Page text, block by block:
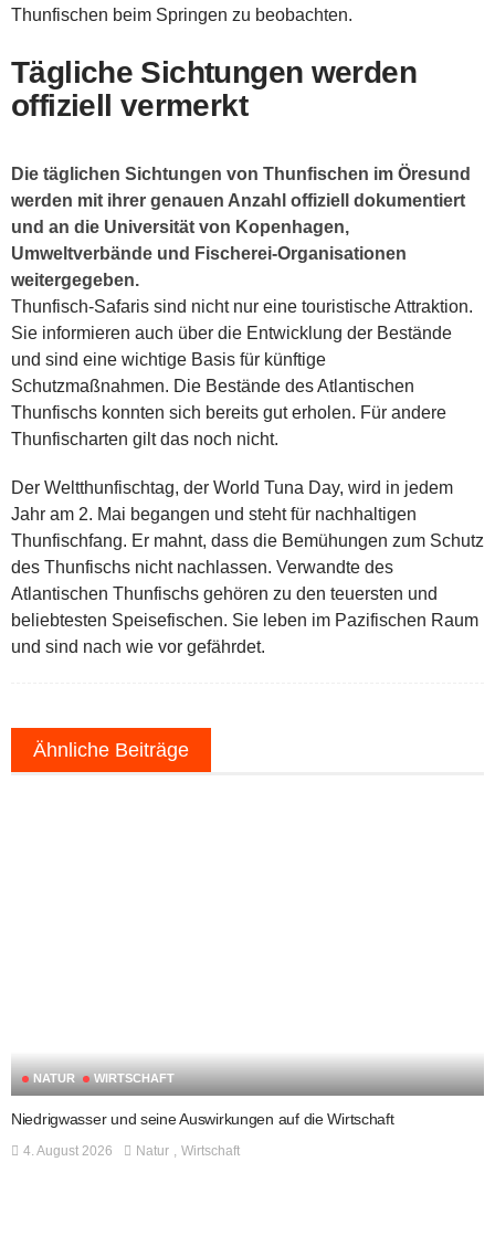
Thunfischen beim Springen zu beobachten.
Tägliche Sichtungen werden
offiziell vermerkt
Die täglichen Sichtungen von Thunfischen im Öresund
werden mit ihrer genauen Anzahl offiziell dokumentiert
und an die Universität von Kopenhagen,
Umweltverbände und Fischerei-Organisationen
weitergegeben.
Thunfisch-Safaris sind nicht nur eine touristische Attraktion.
Sie informieren auch über die Entwicklung der Bestände
und sind eine wichtige Basis für künftige
Schutzmaßnahmen. Die Bestände des Atlantischen
Thunfischs konnten sich bereits gut erholen. Für andere
Thunfischarten gilt das noch nicht.
Der Weltthunfischtag, der World Tuna Day, wird in jedem
Jahr am 2. Mai begangen und steht für nachhaltigen
Thunfischfang. Er mahnt, dass die Bemühungen zum Schutz
des Thunfischs nicht nachlassen. Verwandte des
Atlantischen Thunfischs gehören zu den teuersten und
beliebtesten Speisefischen. Sie leben im Pazifischen Raum
und sind nach wie vor gefährdet.
Ähnliche Beiträge
NATUR WIRTSCHAFT
Niedrigwasser und seine Auswirkungen auf die Wirtschaft
4. August 2026 Natur Wirtschaft